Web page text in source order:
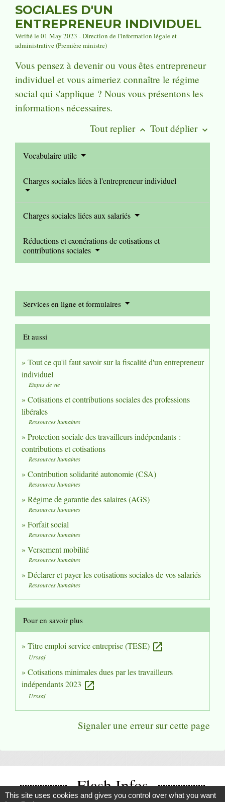
SOCIALES D'UN
ENTREPRENEUR INDIVIDUEL
Vérifié le 01 May 2023 - Direction de l'information légale et
administrative (Première ministre)
Vous pensez à devenir ou vous êtes entrepreneur
individuel et vous aimeriez connaître le régime
social qui s'applique ? Nous vous présentons les
informations nécessaires.
Tout replier keyboard_arrow_up Tout déplier keyboard_arrow_down
Vocabulaire utile
Charges sociales liées à l'entrepreneur individuel
Charges sociales liées aux salariés
Réductions et exonérations de cotisations et
contributions sociales
Services en ligne et formulaires
Et aussi
Tout ce qu'il faut savoir sur la fiscalité d'un entrepreneur
individuel
Étapes de vie
Cotisations et contributions sociales des professions
libérales
Ressources humaines
Protection sociale des travailleurs indépendants :
contributions et cotisations
Ressources humaines
Contribution solidarité autonomie (CSA)
Ressources humaines
Régime de garantie des salaires (AGS)
Ressources humaines
Forfait social
Ressources humaines
Versement mobilité
Ressources humaines
Déclarer et payer les cotisations sociales de vos salariés
Ressources humaines
Pour en savoir plus
Titre emploi service entreprise (TESE) open_in_new
Urssaf
Cotisations minimales dues par les travailleurs
indépendants 2023 open_in_new
Urssaf
Signaler une erreur sur cette page
Flash Infos
This site uses cookies and gives you control over what you want